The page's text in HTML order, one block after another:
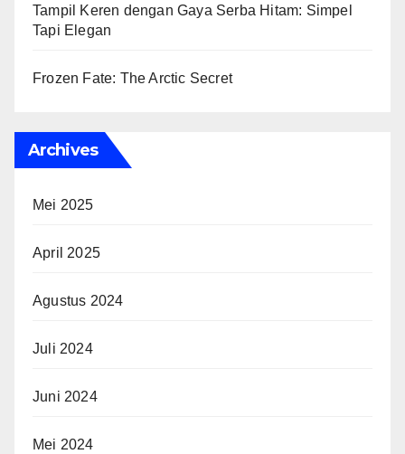
Tampil Keren dengan Gaya Serba Hitam: Simpel
Tapi Elegan
Frozen Fate: The Arctic Secret
Archives
Mei 2025
April 2025
Agustus 2024
Juli 2024
Juni 2024
Mei 2024